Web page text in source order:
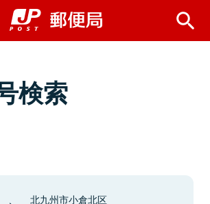
検索
北九州市小倉北区